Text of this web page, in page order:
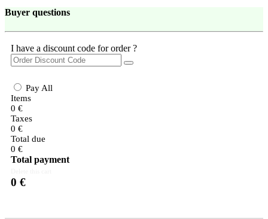
Buyer questions
I have a discount code for order ?
Pay All
Items
0 €
Taxes
0 €
Total due
0 €
Total payment
0 €